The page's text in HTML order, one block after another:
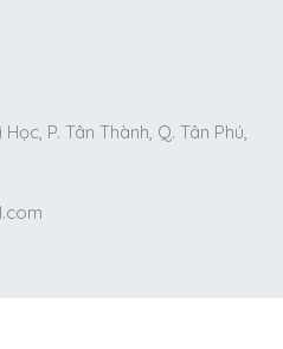
P. Tân Thành, Q. Tân Phú,